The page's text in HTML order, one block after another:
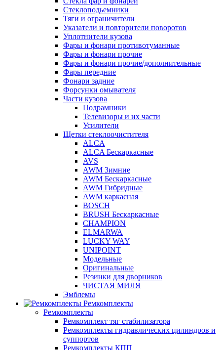
Стеклоподьемники
Тяги и ограничители
Указатели и повторители поворотов
Уплотнители кузова
Фары и фонари противотуманные
Фары и фонари прочие
Фары и фонари прочие/дополнительные
Фары передние
Фонари задние
Форсунки омывателя
Части кузова
Подрамники
Телевизоры и их части
Усилители
Щетки стеклоочистителя
ALCA
ALCA Бескаркасные
AVS
AWM 3имние
AWM Бескаркасные
AWM Гибридные
AWM каркасная
BOSCH
BRUSH Бескаркасные
CHAMPION
ELMARWA
LUCKY WAY
UNIPOINT
Модельные
Оригинальные
Резинки для дворников
ЧИСТАЯ МИЛЯ
Эмблемы
Ремкомплекты
Ремкомплекты
Ремкомплект тяг стабилизатора
Ремкомплекты гидравлических цилиндров и
суппортов
Ремкомплекты КПП